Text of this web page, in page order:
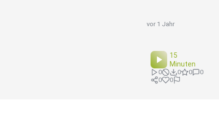
vor 1 Jahr
15
Minuten
0 0 0
0
0
0